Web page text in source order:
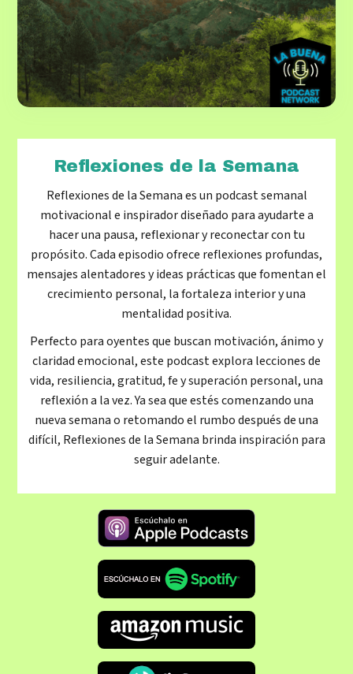
Reflexiones de la Semana
Reflexiones de la Semana es un podcast semanal
motivacional e inspirador diseñado para ayudarte a
hacer una pausa, reflexionar y reconectar con tu
propósito. Cada episodio ofrece reflexiones profundas,
mensajes alentadores y ideas prácticas que fomentan el
crecimiento personal, la fortaleza interior y una
mentalidad positiva.
Perfecto para oyentes que buscan motivación, ánimo y
claridad emocional, este podcast explora lecciones de
vida, resiliencia, gratitud, fe y superación personal, una
reflexión a la vez. Ya sea que estés comenzando una
nueva semana o retomando el rumbo después de una
difícil, Reflexiones de la Semana brinda inspiración para
seguir adelante.